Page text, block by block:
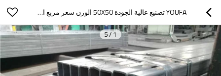
YOUFA تصنيع عالية الجودة 50X50 الوزن سعر مربع الأنابيب مللي
1
/
5